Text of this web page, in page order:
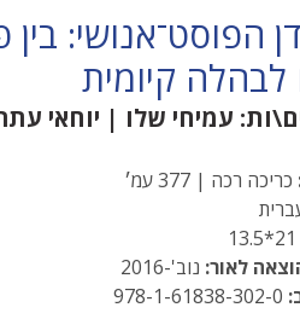
הפוסט־אנושי: בין
קיומית
עמיחי שלו | יוחאי
כריכה רכה | 377 עמ׳
לאור: נוב'-2016